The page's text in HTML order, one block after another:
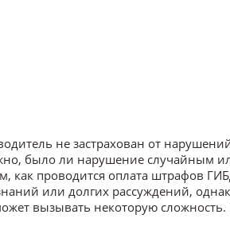
не застрахован от
было ли нарушение случайным
как проводится оплата штрафов
или долгих рассуждений,
вызывать некоторую сложность.